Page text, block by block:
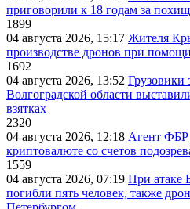
приговорили к 18 годам за
1899
04 августа 2026, 15:17 Жителя
производстве дронов при
1692
04 августа 2026, 13:52 Грузовики
Волгоградской области
взятках
2320
04 августа 2026, 12:18 Агент ФБР
криптовалюте со счетов
1559
04 августа 2026, 07:19 При атаке
погибли пять человек, также